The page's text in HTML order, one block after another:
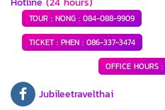
TOUR : NONG : 084-088-9909
TICKET : PHEN :086-337-3474
OFFICE HOURS :
Jubileetravelthai